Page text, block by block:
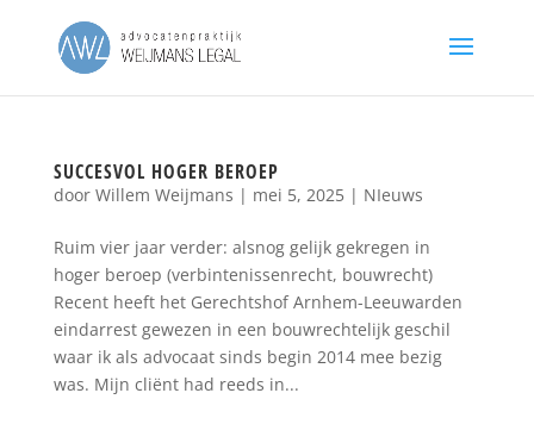
SUCCESVOL HOGER BEROEP
door Willem Weijmans | mei 5, 2025| NIeuws
Ruim vier jaar verder: alsnog gelijk gekregen in
hoger beroep (verbintenissenrecht, bouwrecht)
Recent heeft het Gerechtshof Arnhem-Leeuwarden
eindarrest gewezen in een bouwrechtelijk geschil
waar ik als advocaat sinds begin 2014 mee bezig
was. Mijn cliënt had reeds in...